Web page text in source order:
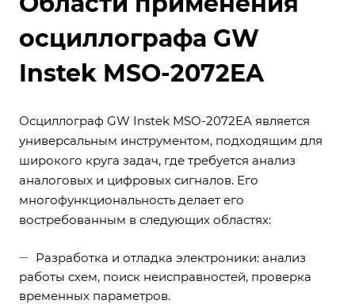
осциллографа GW
Instek MSO-2072EA
Осциллограф GW Instek MSO-2072EA является
универсальным инструментом, подходящим для
широкого круга задач, где требуется анализ
аналоговых и цифровых сигналов. Его
многофункциональность делает его
востребованным в следующих областях:
Разработка и отладка электроники: анализ
работы схем, поиск неисправностей, проверка
временных параметров.